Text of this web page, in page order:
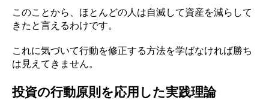
このことから、ほとんどの人は自滅して資産を減らして
きたと言えるわけです。
これに気づいて行動を修正する方法を学ばなければ勝ち
は見えてきません。
投資の行動原則を応用した実践理論